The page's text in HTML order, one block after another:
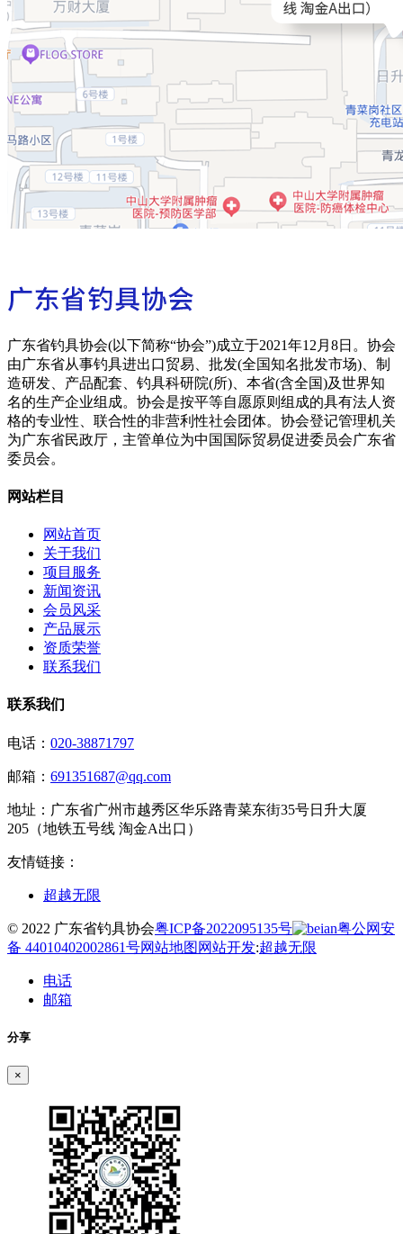
广东省钓具协会(以下简称“协会”)成立于2021年12月8日。协会
由广东省从事钓具进出口贸易、批发(全国知名批发市场)、制
造研发、产品配套、钓具科研院(所)、本省(含全国)及世界知
名的生产企业组成。协会是按平等自愿原则组成的具有法人资
格的专业性、联合性的非营利性社会团体。协会登记管理机关
为广东省民政厅，主管单位为中国国际贸易促进委员会广东省
委员会。
网站栏目
网站首页
关于我们
项目服务
新闻资讯
会员风采
产品展示
资质荣誉
联系我们
联系我们
电话： 020-38871797
邮箱： 691351687@qq.com
地址： 广东省广州市越秀区华乐路青菜东街35号日升大厦
205（地铁五号线 淘金A出口）
友情链接：
超越无限
© 2022 广东省钓具协会粤ICP备2022095135号
粤公网安
备 44010402002861号网站地图 网站开发:超越无限
电话
邮箱
分享
×